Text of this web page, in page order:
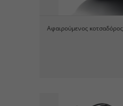
Αφαιρούμενος κοτσαδόρος